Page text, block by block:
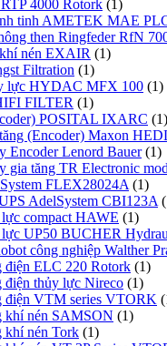
4000 Rotork (1)
tinh AMETEK MAE
then Ringfeder RfN
nén EXAIR (1)
Filtration (1)
lực HYDAC MFX 100 (1)
FILTER (1)
POSITAL IXARC (1)
(Encoder) Maxon
Encoder Lenord Bauer (1)
gia tăng TR Electronic
FLEX28024A (1)
AdelSystem CBI123A
compact HAWE (1)
UP50 BUCHER
công nghiệp Walther
điện ELC 220 Rotork (1)
điện thủy lực Nireco (1)
điện VTM series VTORK
khí nén SAMSON (1)
khí nén Tork (1)